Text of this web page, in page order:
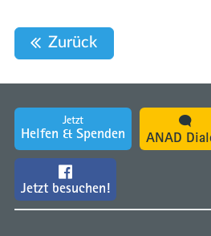
Zurück
Jetzt
Helfen & Spenden ANAD
Jetzt besuchen!